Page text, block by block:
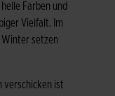
Farben und
Vielfalt. Im
setzen
verschicken ist